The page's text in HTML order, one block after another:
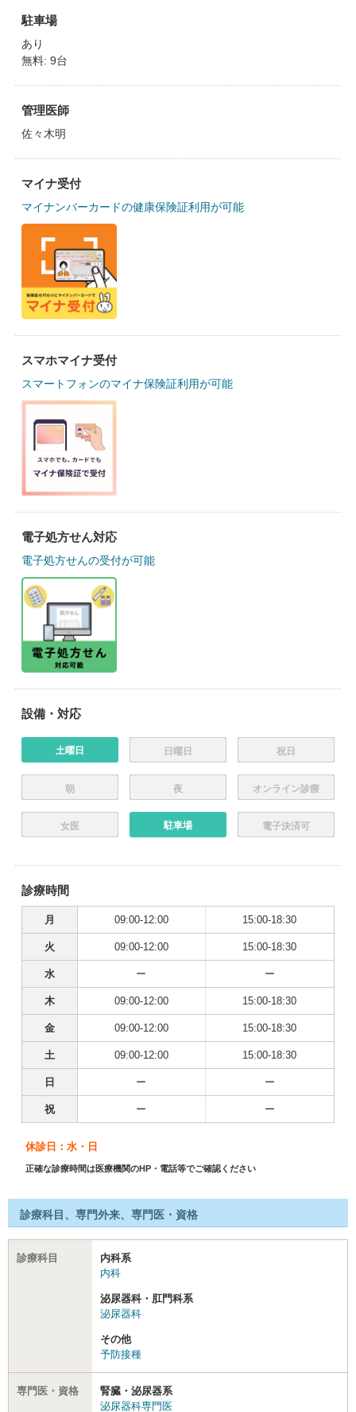
駐車場
あり
無料: 9台
管理医師
佐々木明
マイナ受付
マイナンバーカードの健康保険証利用が可能
スマホマイナ受付
スマートフォンのマイナ保険証利用が可能
電子処方せん対応
電子処方せんの受付が可能
設備・対応
土曜日 日曜日 祝日
朝 夜 オンライン診療
女医 駐車場 電子決済可
診療時間
月 09:00-12:00 15:00-18:30
火 09:00-12:00 15:00-18:30
水 ー ー
木 09:00-12:00 15:00-18:30
金 09:00-12:00 15:00-18:30
土 09:00-12:00 15:00-18:30
日 ー ー
祝 ー ー
休診日：水・日
正確な診療時間は医療機関のHP・電話等でご確認ください
診療科目、専門外来、専門医・資格
診療科目
内科系
内科
泌尿器科・肛門科系
泌尿器科
その他
予防接種
専門医・資格
腎臓・泌尿器系
泌尿器科専門医